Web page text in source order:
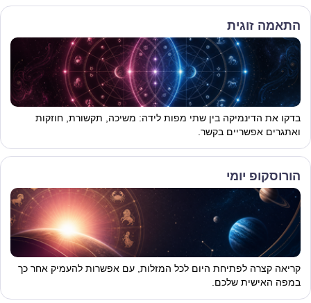
התאמה זוגית
בדקו את הדינמיקה בין שתי מפות לידה: משיכה, תקשורת, חוזקות
ואתגרים אפשריים בקשר.
הורוסקופ יומי
קריאה קצרה לפתיחת היום לכל המזלות, עם אפשרות להעמיק אחר כך
במפה האישית שלכם.